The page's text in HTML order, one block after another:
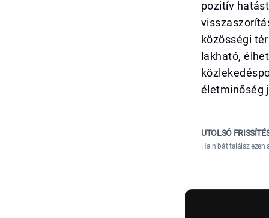
pozitív
közösségi
lakható,
életminőség
UTOLSÓ
Ha hibát találsz ezen